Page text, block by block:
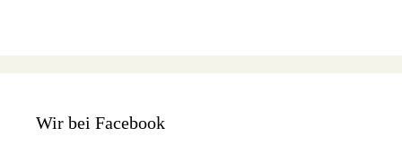
Wir bei Facebook